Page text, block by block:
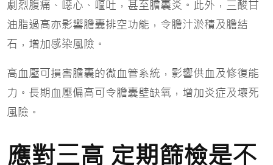
劇烈腹痛、噁心、嘔吐，甚至膽囊炎。此外，三酸甘
油脂過高亦影響膽囊排空功能，令膽汁淤積及膽結
石，增加感染風險。
高血壓可損害膽囊的微血管系統，影響供血及修復能
力。長期血壓偏高可令膽囊壁缺氧，增加炎症及壞死
風險。
應對三高 定期篩檢是不